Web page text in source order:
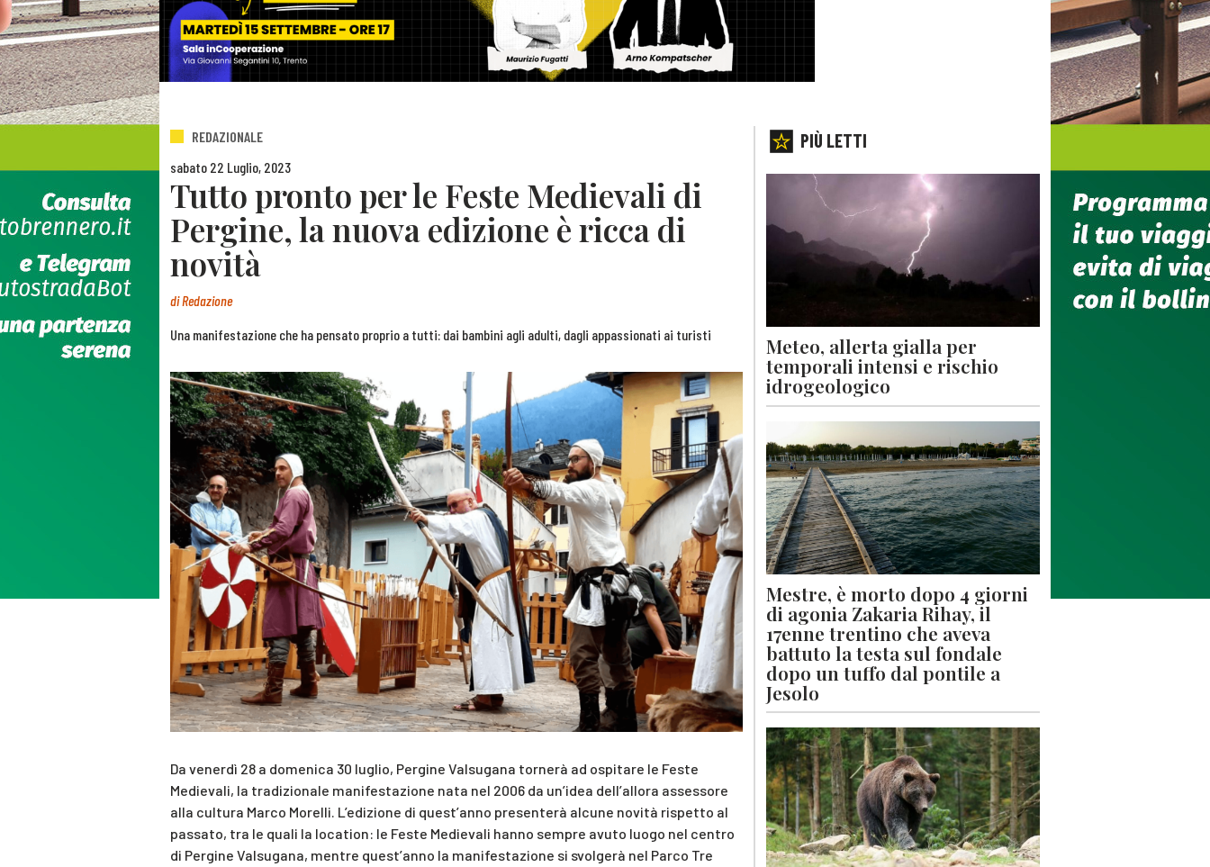
REDAZIONALE
sabato 22 Luglio, 2023
Tutto pronto per le Feste Medievali di
Pergine, la nuova edizione è ricca di
novità
diRedazione
Una manifestazione che ha pensato proprio a tutti: dai bambini agli adulti, dagli appassionati ai turisti
Da venerdì 28 a domenica 30 luglio, Pergine Valsugana tornerà ad ospitare le Feste
Medievali, la tradizionale manifestazione nata nel 2006 da un’idea dell’allora assessore
alla cultura Marco Morelli. L’edizione di quest’anno presenterà alcune novità rispetto al
passato, tra le quali la location: le Feste Medievali hanno sempre avuto luogo nel centro
di Pergine Valsugana, mentre quest’anno la manifestazione si svolgerà nel Parco Tre
PIÙ LETTI
Meteo, allerta gialla per
temporali intensi e rischio
idrogeologico
Mestre, è morto dopo 4 giorni
di agonia Zakaria Rihay, il
17enne trentino che aveva
battuto la testa sul fondale
dopo un tuffo dal pontile a
Jesolo